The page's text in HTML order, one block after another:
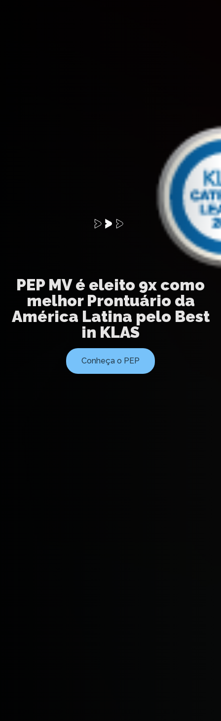
PEP MV é eleito 9x como
melhor Prontuário da
América Latina pelo Best
in KLAS
Conheça o PEP